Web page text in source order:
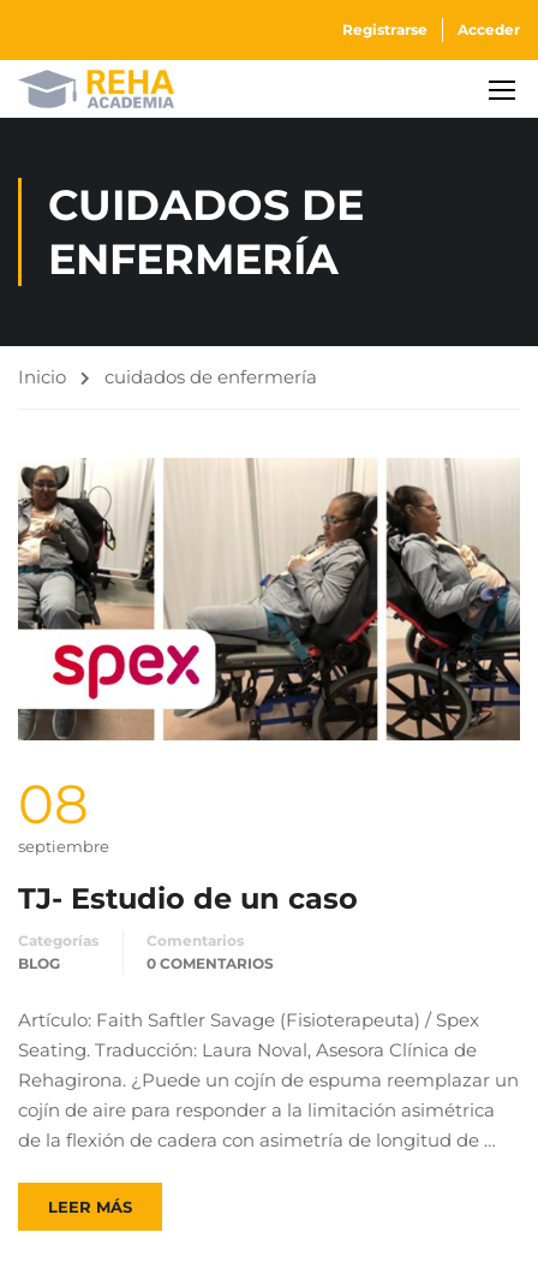
Registrarse Acceder
CUIDADOS DE
ENFERMERÍA
Inicio cuidados de enfermería
08
septiembre
TJ- Estudio de un caso
Categorías
BLOG
Comentarios
0 COMENTARIOS
Artículo: Faith Saftler Savage (Fisioterapeuta) / Spex
Seating. Traducción: Laura Noval, Asesora Clínica de
Rehagirona. ¿Puede un cojín de espuma reemplazar un
cojín de aire para responder a la limitación asimétrica
de la flexión de cadera con asimetría de longitud de …
LEER MÁS